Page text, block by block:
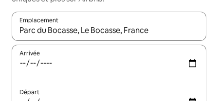
Emplacement
Quand les résultats sont affichés, parcourez-les en utilisant
Arrivée
Départ